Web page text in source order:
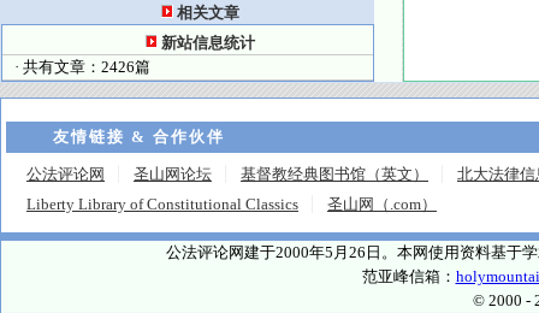
相关文章
新站信息统计
· 共有文章：2426篇
友情链接 & 合作伙伴
公法评论网 圣山网论坛 基督教经典图书馆（英文）
北大法律信
Liberty Library of Constitutional Classics
圣山网（.com）
公法评论网建于2000年5月26日。本网使用资料基于
范亚峰信箱：
© 2000 -